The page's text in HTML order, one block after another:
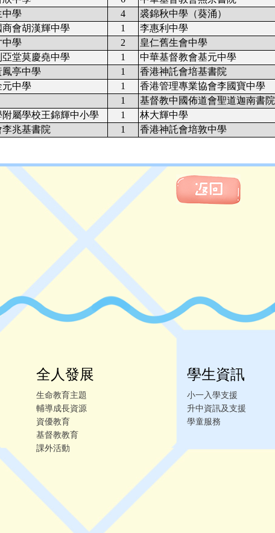
中學
4 裘錦秋中學（葵涌）
會胡漢輝中學
1 李惠利中學
中學
2 皇仁舊生會中學
堂莫慶堯中學
1 中華基督教會基元中學
亭中學
1 香港神託會培基書院
元中學
1 香港管理專業協會李國寶中學
1 基督教中國佈道會聖道迦南書院
屬學校王錦輝中小學
1 林大輝中學
兆基書院
1 香港神託會培敦中學
全人發展
生命教育主題
輔導成長資源
資優教育
基督教教育
課外活動
學生資訊
小一入學支援
升中資訊及支援
學童服務